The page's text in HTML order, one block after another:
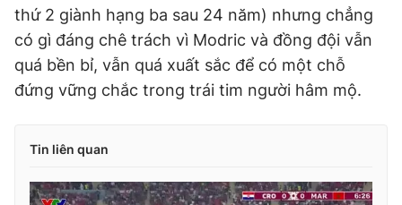
thứ 2 giành hạng ba sau 24 năm) nhưng chẳng
có gì đáng chê trách vì Modric và đồng đội vẫn
quá bền bỉ, vẫn quá xuất sắc để có một chỗ
đứng vững chắc trong trái tim người hâm mộ.
Tin liên quan